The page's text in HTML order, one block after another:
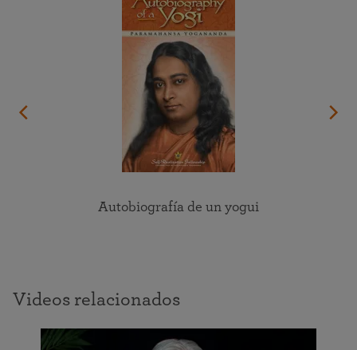
Autobiografía de un yogui
Videos relacionados